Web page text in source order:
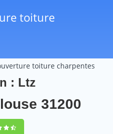
toiture
toiture charpentes
: Ltz
31200